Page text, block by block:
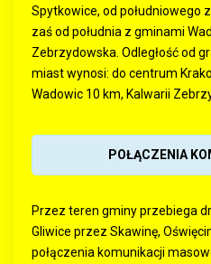
Spytkowice, od południowego
zaś od południa z gminami
Zebrzydowska. Odległość od
miast wynosi: do centrum
Wadowic 10 km, Kalwarii
POŁĄCZENIA
Przez teren gminy przebiega
Gliwice przez Skawinę,
połączenia komunikacji